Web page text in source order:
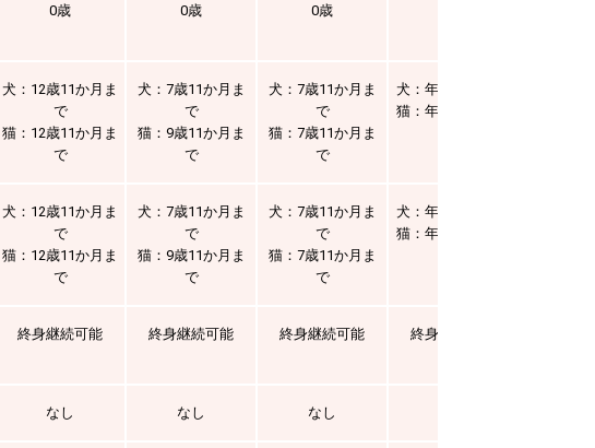
0歳 0歳 0歳
犬：12歳11か月ま
で
猫：12歳11か月ま
で
犬：7歳11か月ま
で
猫：9歳11か月ま
で
犬：7歳11か月ま
で
猫：7歳11か月ま
で
犬：年齢上限なし
猫：年齢上限なし
犬：12歳11か月ま
で
猫：12歳11か月ま
で
犬：7歳11か月ま
で
猫：9歳11か月ま
で
犬：7歳11か月ま
で
猫：7歳11か月ま
で
犬：年齢上限なし
猫：年齢上限なし
終身継続可能 終身継続可能 終身継続可能 終身継続可能
なし なし なし